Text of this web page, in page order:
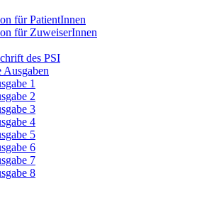
für PatientInnen
für ZuweiserInnen
des PSI
Ausgaben
1
2
3
4
5
6
7
8